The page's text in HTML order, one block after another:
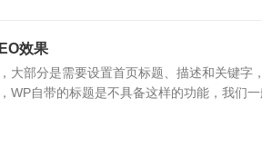
效果
大部分是需要设置首页标题、描述和关键字
WP自带的标题是不具备这样的功能，我们